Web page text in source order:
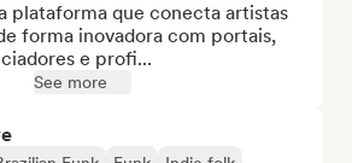
plataforma que conecta artistas
forma inovadora com portais,
e profi...
See more